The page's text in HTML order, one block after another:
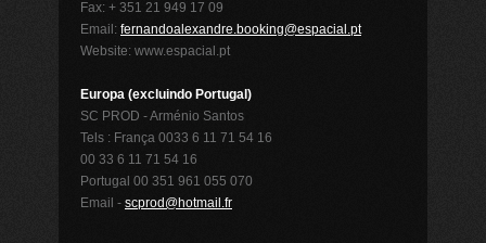
Fax: + 351 21 949 17 09
Email: fernandoalexandre.booking@espacial.pt
Website: www.espacial.pt
Europa (excluindo Portugal)
SC PROD - Arménio Santos
Tels : França 0033 6 11 71 54 16
00 33 6 11 71 54 16
Portugal 00 351 961 055 070
Email - scprod@hotmail.fr